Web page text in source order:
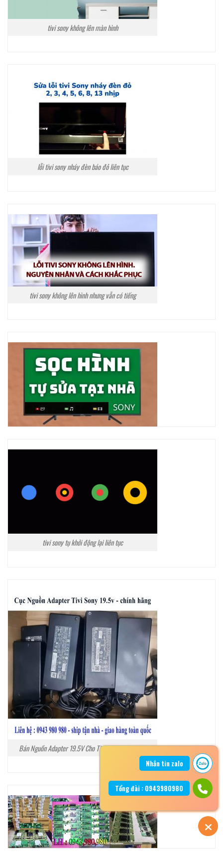
tivi sony không lên màn hình
lỗi tivi sony nháy đèn báo đỏ liên tục
tivi sony không lên hình nhưng vẫn có tiếng
tivi sony tụ khởi động lại liên tục
Bán Nguồn Adapter 19.5V Cho Tivi Sony Tại Hà Nội
Nhắn tin zalo
Tổng đài : 0943980980